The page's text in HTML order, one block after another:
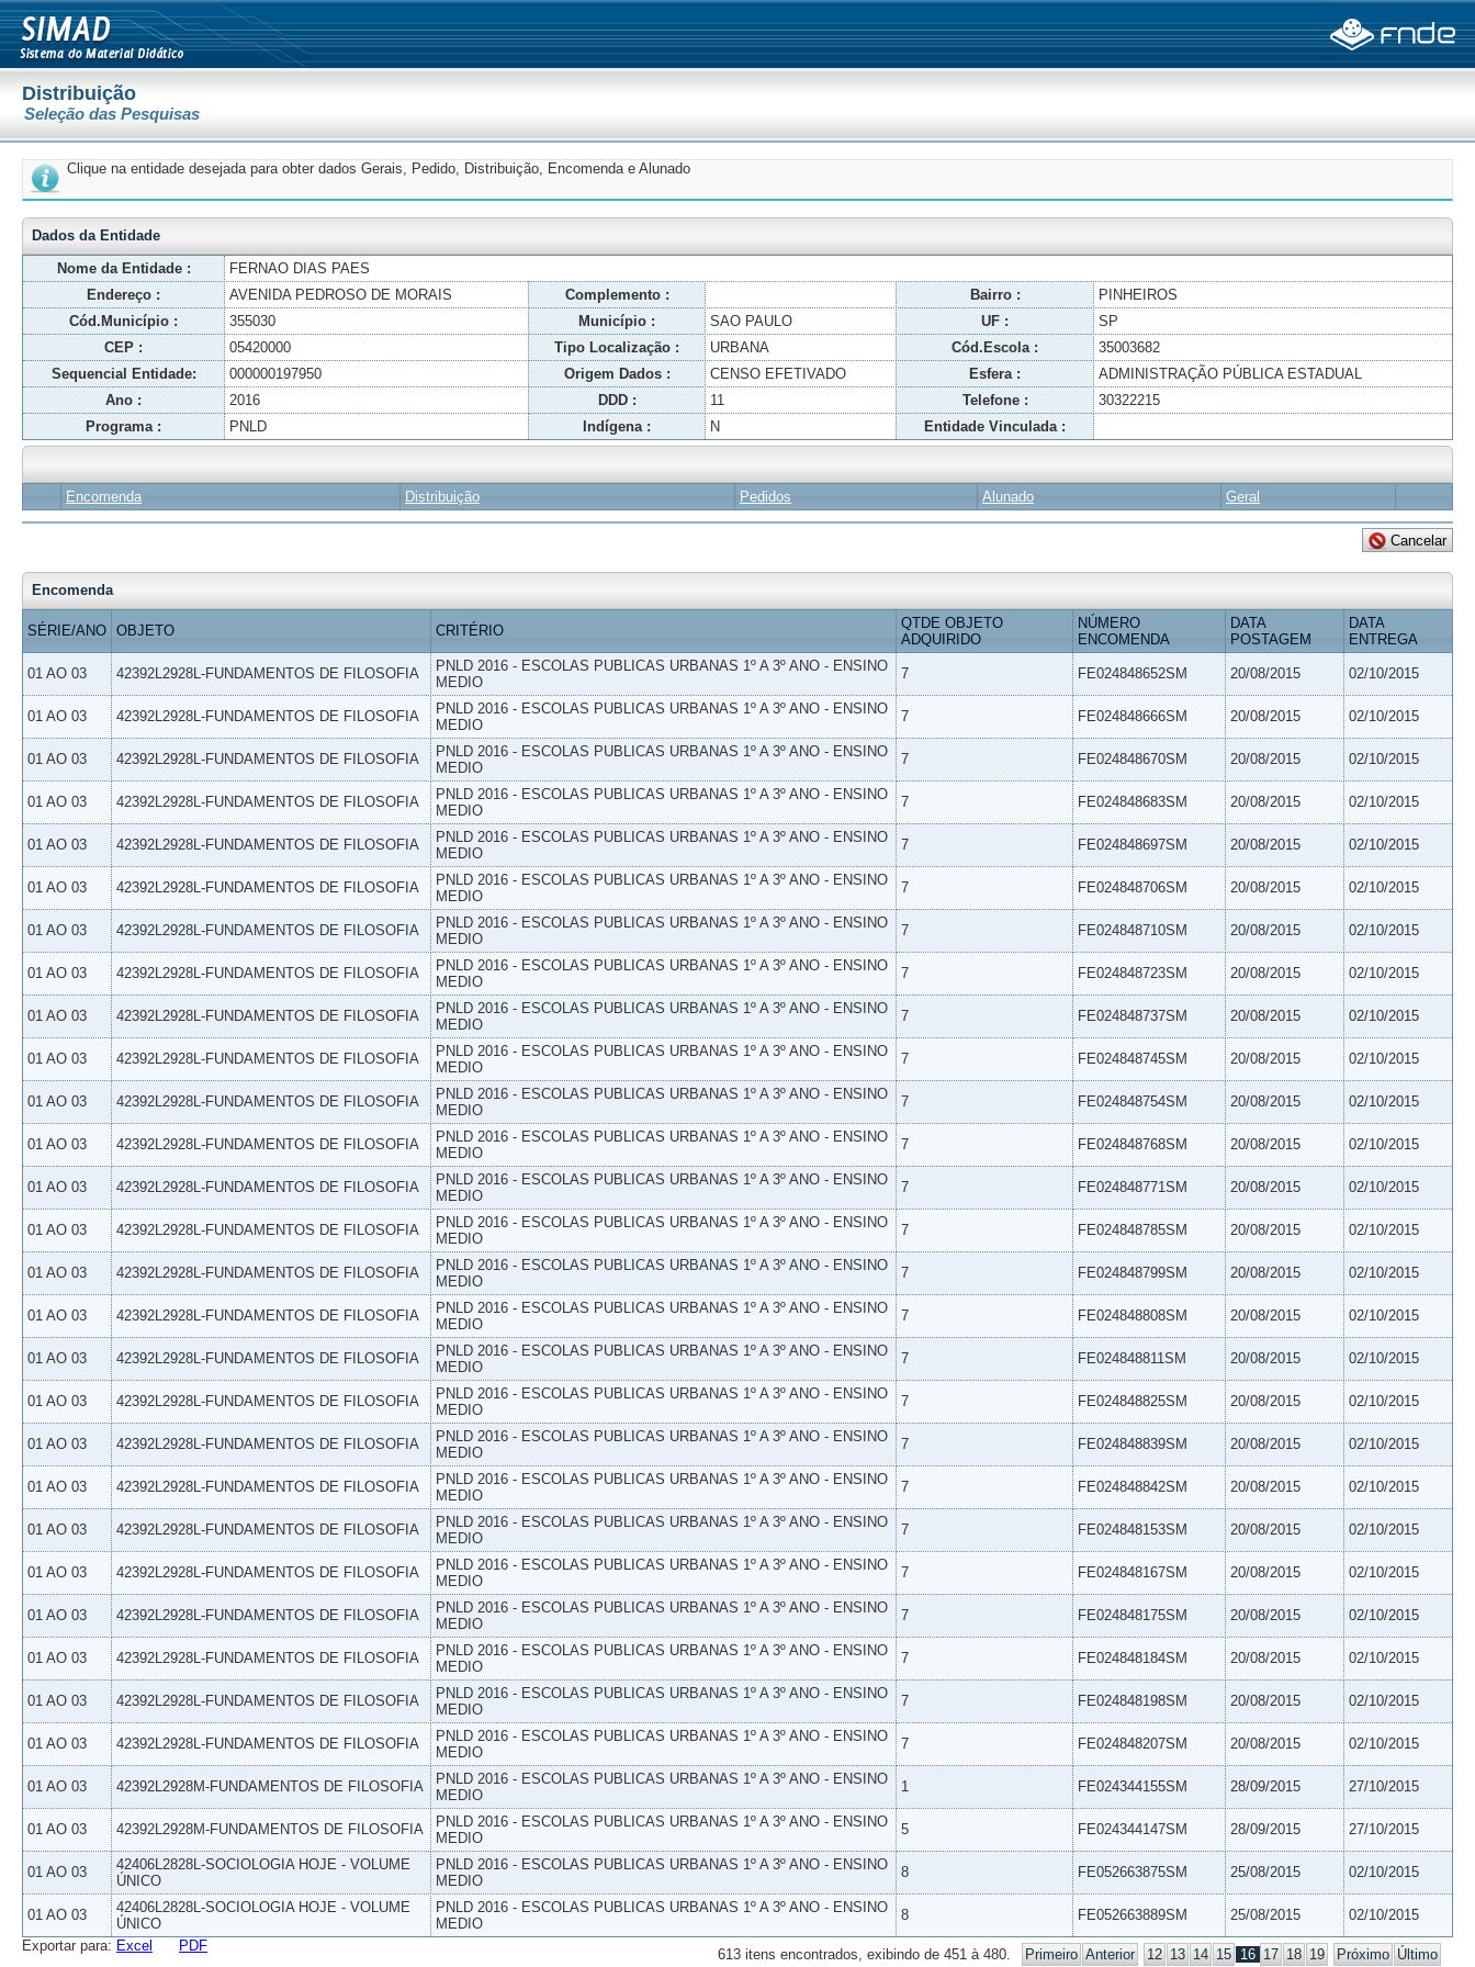
Distribuição
Seleção das Pesquisas
Clique na entidade desejada para obter dados Gerais, Pedido, Distribuição, Encomenda e Alunado
Dados da Entidade
Nome da Entidade :
FERNAO DIAS PAES
Endereço :
AVENIDA PEDROSO DE MORAIS Complemento : Bairro :
PINHEIROS
Cód.Município :
355030 Município : SAO PAULO UF :
SP
CEP :
05420000 Tipo Localização : URBANA Cód.Escola :
35003682
Sequencial Entidade:
000000197950 Origem Dados : CENSO EFETIVADO Esfera :
ADMINISTRAÇÃO PÚBLICA ESTADUAL
Ano :
2016 DDD : 11 Telefone :
30322215
Programa :
PNLD Indígena : N Entidade Vinculada :
Encomenda Distribuição Pedidos Alunado Geral
Encomenda
SÉRIE/ANO OBJETO CRITÉRIO
QTDE OBJETO
ADQUIRIDO
NÚMERO
ENCOMENDA
DATA
POSTAGEM
DATA
ENTREGA
01 AO 03 42392L2928L-FUNDAMENTOS DE FILOSOFIA
PNLD 2016 - ESCOLAS PUBLICAS URBANAS 1º A 3º ANO - ENSINO
MEDIO
7 FE024848652SM 20/08/2015 02/10/2015
01 AO 03 42392L2928L-FUNDAMENTOS DE FILOSOFIA
PNLD 2016 - ESCOLAS PUBLICAS URBANAS 1º A 3º ANO - ENSINO
MEDIO
7 FE024848666SM 20/08/2015 02/10/2015
01 AO 03 42392L2928L-FUNDAMENTOS DE FILOSOFIA
PNLD 2016 - ESCOLAS PUBLICAS URBANAS 1º A 3º ANO - ENSINO
MEDIO
7 FE024848670SM 20/08/2015 02/10/2015
01 AO 03 42392L2928L-FUNDAMENTOS DE FILOSOFIA
PNLD 2016 - ESCOLAS PUBLICAS URBANAS 1º A 3º ANO - ENSINO
MEDIO
7 FE024848683SM 20/08/2015 02/10/2015
01 AO 03 42392L2928L-FUNDAMENTOS DE FILOSOFIA
PNLD 2016 - ESCOLAS PUBLICAS URBANAS 1º A 3º ANO - ENSINO
MEDIO
7 FE024848697SM 20/08/2015 02/10/2015
01 AO 03 42392L2928L-FUNDAMENTOS DE FILOSOFIA
PNLD 2016 - ESCOLAS PUBLICAS URBANAS 1º A 3º ANO - ENSINO
MEDIO
7 FE024848706SM 20/08/2015 02/10/2015
01 AO 03 42392L2928L-FUNDAMENTOS DE FILOSOFIA
PNLD 2016 - ESCOLAS PUBLICAS URBANAS 1º A 3º ANO - ENSINO
MEDIO
7 FE024848710SM 20/08/2015 02/10/2015
01 AO 03 42392L2928L-FUNDAMENTOS DE FILOSOFIA
PNLD 2016 - ESCOLAS PUBLICAS URBANAS 1º A 3º ANO - ENSINO
MEDIO
7 FE024848723SM 20/08/2015 02/10/2015
01 AO 03 42392L2928L-FUNDAMENTOS DE FILOSOFIA
PNLD 2016 - ESCOLAS PUBLICAS URBANAS 1º A 3º ANO - ENSINO
MEDIO
7 FE024848737SM 20/08/2015 02/10/2015
01 AO 03 42392L2928L-FUNDAMENTOS DE FILOSOFIA
PNLD 2016 - ESCOLAS PUBLICAS URBANAS 1º A 3º ANO - ENSINO
MEDIO
7 FE024848745SM 20/08/2015 02/10/2015
01 AO 03 42392L2928L-FUNDAMENTOS DE FILOSOFIA
PNLD 2016 - ESCOLAS PUBLICAS URBANAS 1º A 3º ANO - ENSINO
MEDIO
7 FE024848754SM 20/08/2015 02/10/2015
01 AO 03 42392L2928L-FUNDAMENTOS DE FILOSOFIA
PNLD 2016 - ESCOLAS PUBLICAS URBANAS 1º A 3º ANO - ENSINO
MEDIO
7 FE024848768SM 20/08/2015 02/10/2015
01 AO 03 42392L2928L-FUNDAMENTOS DE FILOSOFIA
PNLD 2016 - ESCOLAS PUBLICAS URBANAS 1º A 3º ANO - ENSINO
MEDIO
7 FE024848771SM 20/08/2015 02/10/2015
01 AO 03 42392L2928L-FUNDAMENTOS DE FILOSOFIA
PNLD 2016 - ESCOLAS PUBLICAS URBANAS 1º A 3º ANO - ENSINO
MEDIO
7 FE024848785SM 20/08/2015 02/10/2015
01 AO 03 42392L2928L-FUNDAMENTOS DE FILOSOFIA
PNLD 2016 - ESCOLAS PUBLICAS URBANAS 1º A 3º ANO - ENSINO
MEDIO
7 FE024848799SM 20/08/2015 02/10/2015
01 AO 03 42392L2928L-FUNDAMENTOS DE FILOSOFIA
PNLD 2016 - ESCOLAS PUBLICAS URBANAS 1º A 3º ANO - ENSINO
MEDIO
7 FE024848808SM 20/08/2015 02/10/2015
01 AO 03 42392L2928L-FUNDAMENTOS DE FILOSOFIA
PNLD 2016 - ESCOLAS PUBLICAS URBANAS 1º A 3º ANO - ENSINO
MEDIO
7 FE024848811SM 20/08/2015 02/10/2015
01 AO 03 42392L2928L-FUNDAMENTOS DE FILOSOFIA
PNLD 2016 - ESCOLAS PUBLICAS URBANAS 1º A 3º ANO - ENSINO
MEDIO
7 FE024848825SM 20/08/2015 02/10/2015
01 AO 03 42392L2928L-FUNDAMENTOS DE FILOSOFIA
PNLD 2016 - ESCOLAS PUBLICAS URBANAS 1º A 3º ANO - ENSINO
MEDIO
7 FE024848839SM 20/08/2015 02/10/2015
01 AO 03 42392L2928L-FUNDAMENTOS DE FILOSOFIA
PNLD 2016 - ESCOLAS PUBLICAS URBANAS 1º A 3º ANO - ENSINO
MEDIO
7 FE024848842SM 20/08/2015 02/10/2015
01 AO 03 42392L2928L-FUNDAMENTOS DE FILOSOFIA
PNLD 2016 - ESCOLAS PUBLICAS URBANAS 1º A 3º ANO - ENSINO
MEDIO
7 FE024848153SM 20/08/2015 02/10/2015
01 AO 03 42392L2928L-FUNDAMENTOS DE FILOSOFIA
PNLD 2016 - ESCOLAS PUBLICAS URBANAS 1º A 3º ANO - ENSINO
MEDIO
7 FE024848167SM 20/08/2015 02/10/2015
01 AO 03 42392L2928L-FUNDAMENTOS DE FILOSOFIA
PNLD 2016 - ESCOLAS PUBLICAS URBANAS 1º A 3º ANO - ENSINO
MEDIO
7 FE024848175SM 20/08/2015 02/10/2015
01 AO 03 42392L2928L-FUNDAMENTOS DE FILOSOFIA
PNLD 2016 - ESCOLAS PUBLICAS URBANAS 1º A 3º ANO - ENSINO
MEDIO
7 FE024848184SM 20/08/2015 02/10/2015
01 AO 03 42392L2928L-FUNDAMENTOS DE FILOSOFIA
PNLD 2016 - ESCOLAS PUBLICAS URBANAS 1º A 3º ANO - ENSINO
MEDIO
7 FE024848198SM 20/08/2015 02/10/2015
01 AO 03 42392L2928L-FUNDAMENTOS DE FILOSOFIA
PNLD 2016 - ESCOLAS PUBLICAS URBANAS 1º A 3º ANO - ENSINO
MEDIO
7 FE024848207SM 20/08/2015 02/10/2015
01 AO 03 42392L2928M-FUNDAMENTOS DE FILOSOFIA
PNLD 2016 - ESCOLAS PUBLICAS URBANAS 1º A 3º ANO - ENSINO
MEDIO
1 FE024344155SM 28/09/2015 27/10/2015
01 AO 03 42392L2928M-FUNDAMENTOS DE FILOSOFIA
PNLD 2016 - ESCOLAS PUBLICAS URBANAS 1º A 3º ANO - ENSINO
MEDIO
5 FE024344147SM 28/09/2015 27/10/2015
01 AO 03
42406L2828L-SOCIOLOGIA HOJE - VOLUME
ÚNICO
PNLD 2016 - ESCOLAS PUBLICAS URBANAS 1º A 3º ANO - ENSINO
MEDIO
8 FE052663875SM 25/08/2015 02/10/2015
01 AO 03
42406L2828L-SOCIOLOGIA HOJE - VOLUME
ÚNICO
PNLD 2016 - ESCOLAS PUBLICAS URBANAS 1º A 3º ANO - ENSINO
MEDIO
8 FE052663889SM 25/08/2015 02/10/2015
613 itens encontrados, exibindo de 451 à 480. Primeiro Anterior 12 13 14 15 16 17 18 19 Próximo Último
Exportar para: Excel PDF